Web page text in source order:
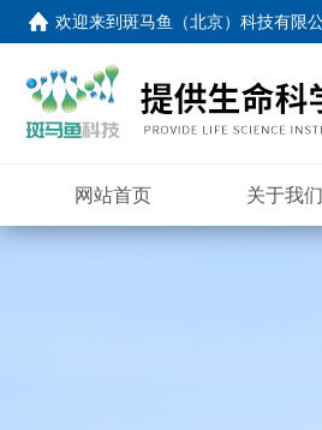
欢迎来到斑马鱼（北京）科技有限
网站首页 关于我们